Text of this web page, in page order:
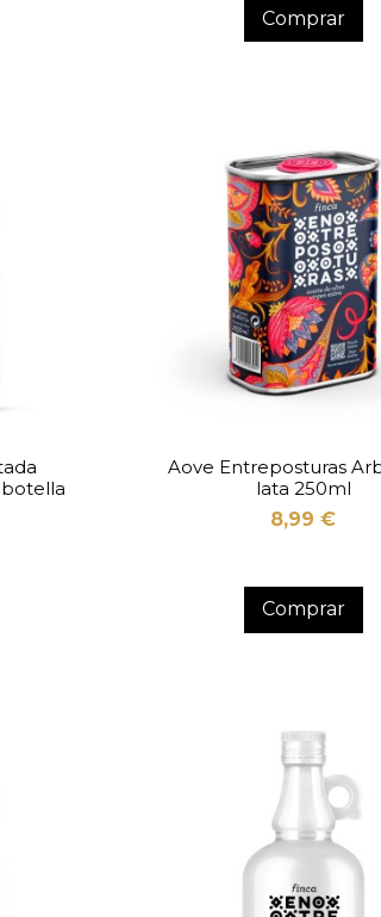
Comprar
Aove Entreposturas
lata 250ml
8,99 €
Comprar